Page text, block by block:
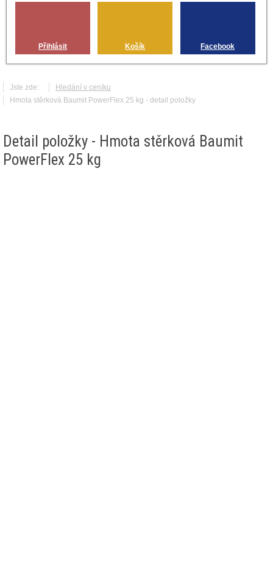
Přihlásit Košík Facebook
Jste zde:
Hledání v ceníku
Hmota stěrková Baumit PowerFlex 25 kg - detail položky
Detail položky - Hmota stěrková Baumit
PowerFlex 25 kg